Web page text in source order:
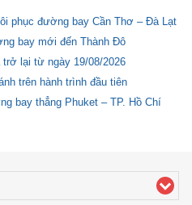
phục đường bay Cần Thơ – Đà Lạt
bay mới đến Thành Đô
lại từ ngày 19/08/2026
trên hành trình đầu tiên
bay thẳng Phuket – TP. Hồ Chí
contents